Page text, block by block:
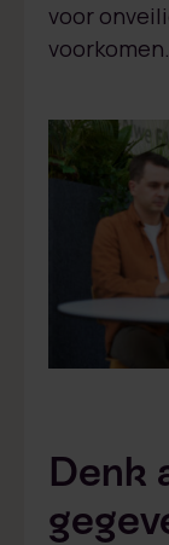
voor
voorkomen.
Denk